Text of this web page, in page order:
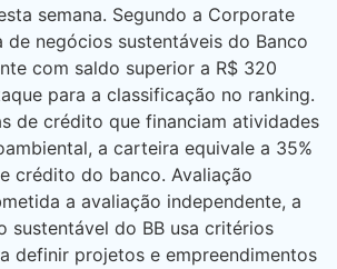
semana. Segundo a Corporate
de negócios sustentáveis do Banco
com saldo superior a R$ 320
para a classificação no ranking.
de crédito que financiam atividades
a carteira equivale a 35%
crédito do banco. Avaliação
a avaliação independente, a
sustentável do BB usa critérios
definir projetos e empreendimentos